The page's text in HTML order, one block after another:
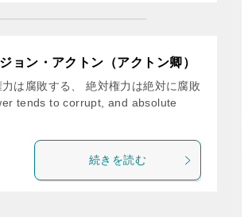
ョン・アクトン（アクトン卿）
は腐敗する、 絶対権力は絶対に腐敗
tends to corrupt, and absolute
続きを読む